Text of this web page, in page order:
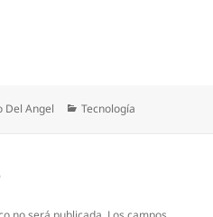
Del Angel Categorías
Tecnología